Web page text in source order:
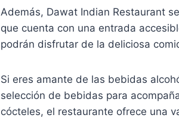
Además, Dawat Indian Restaurant
que cuenta con una entrada
podrán disfrutar de la deliciosa
Si eres amante de las bebidas
selección de bebidas para
cócteles, el restaurante ofrece una